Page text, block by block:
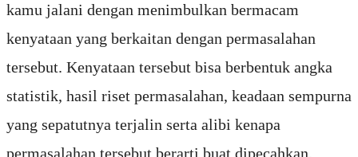
kamu jalani dengan menimbulkan bermacam
kenyataan yang berkaitan dengan permasalahan
tersebut. Kenyataan tersebut bisa berbentuk angka
statistik, hasil riset permasalahan, keadaan sempurna
yang sepatutnya terjalin serta alibi kenapa
permasalahan tersebut berarti buat dipecahkan.